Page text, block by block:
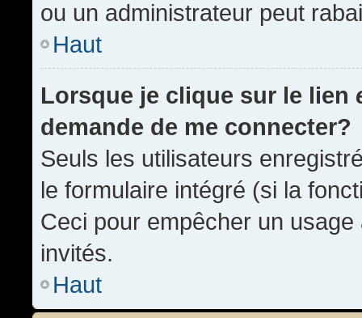
ou un administrateur peut
Haut
Lorsque je clique sur le lien
demande de me connecter?
Seuls les utilisateurs
le formulaire intégré (si la
Ceci pour empêcher un
invités.
Haut